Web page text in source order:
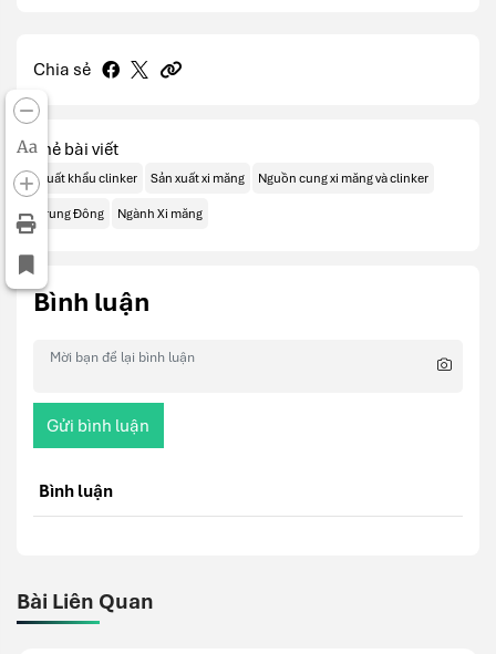
Aa
Chia sẻ
Thẻ bài viết
Xuất khẩu clinker Sản xuất xi măng Nguồn cung xi măng và clinker
Trung Đông Ngành Xi măng
Bình luận
Gửi bình luận
Bình luận
Bài Liên Quan